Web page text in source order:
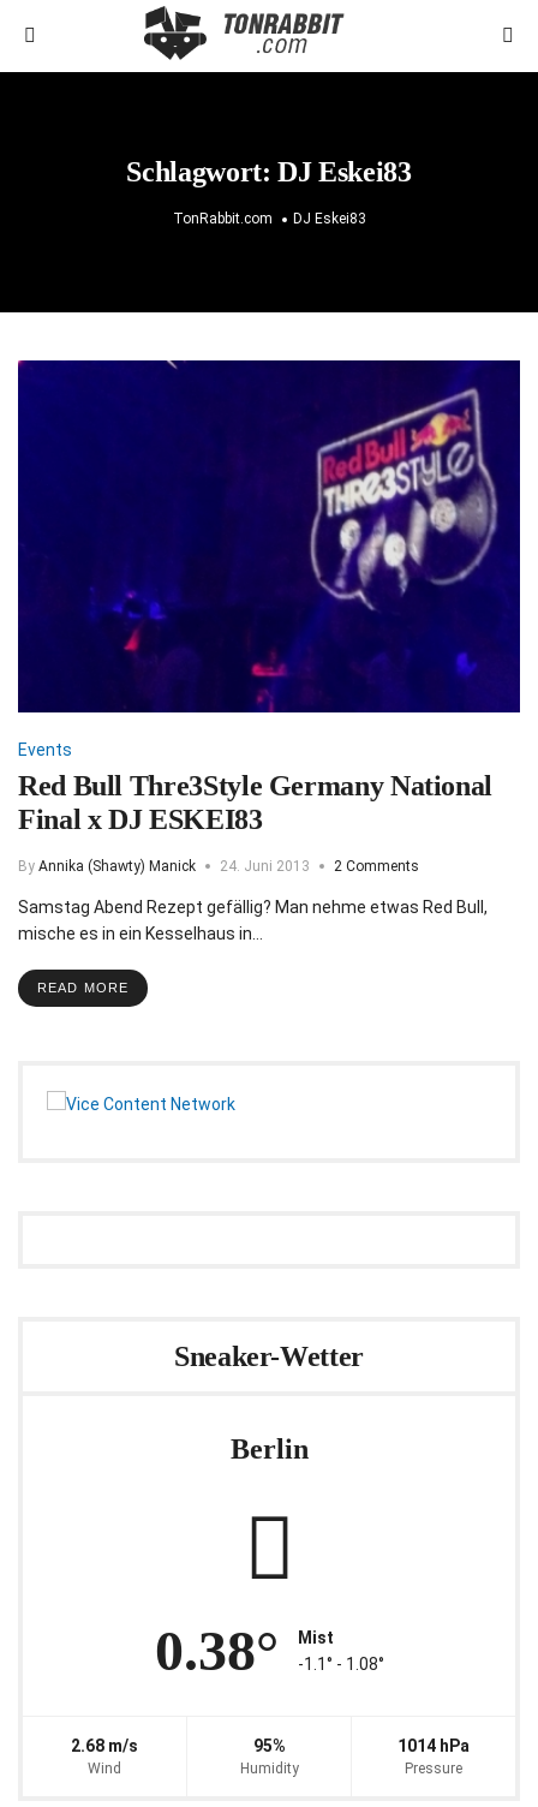
Schlagwort:DJ Eskei83
TonRabbit.com DJ Eskei83
Events
Red Bull Thre3Style Germany National
Final x DJ ESKEI83
By Annika (Shawty) Manick 24. Juni 2013 2 Comments
Samstag Abend Rezept gefällig? Man nehme etwas Red Bull,
mische es in ein Kesselhaus in…
READ MORE
Sneaker-Wetter
Berlin
0.38°
Mist
-1.1° ‐ 1.08°
2.68 m/s
Wind
95%
Humidity
1014 hPa
Pressure